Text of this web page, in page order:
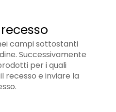
campi sottostanti
Successivamente
per i quali
recesso e inviare la